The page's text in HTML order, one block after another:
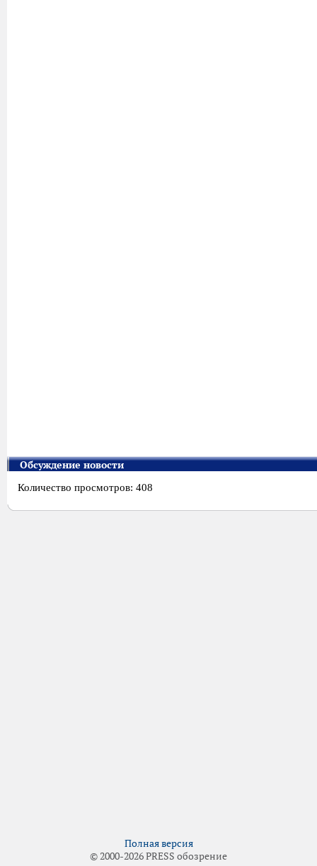
Обсуждение новости
Количество просмотров: 408
Полная версия
© 2000-2026 PRESS обозрение